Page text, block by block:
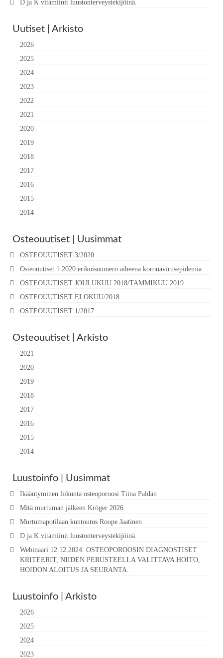
D ja K vitamiinit luustonterveystekijöinä.
Uutiset | Arkisto
2026
2025
2024
2023
2022
2021
2020
2019
2018
2017
2016
2015
2014
Osteouutiset | Uusimmat
OSTEOUUTISET 3/2020
Osteouutiset 1.2020 erikoisnumero aiheena koronavirusepidemia
OSTEOUUTISET JOULUKUU 2018/TAMMIKUU 2019
OSTEOUUTISET ELOKUU/2018
OSTEOUUTISET 1/2017
Osteouutiset | Arkisto
2021
2020
2019
2018
2017
2016
2015
2014
Luustoinfo | Uusimmat
Ikääntyminen liikunta osteoporoosi Tiina Paldan
Mitä murtuman jälkeen Kröger 2026
Murtumapotilaan kuntoutus Roope Jaatinen
D ja K vitamiinit luustonterveystekijöinä.
Webinaari 12.12.2024: OSTEOPOROOSIN DIAGNOSTISET
KRITEERIT, NIIDEN PERUSTEELLA VALITTAVA HOITO,
HOIDON ALOITUS JA SEURANTA.
Luustoinfo | Arkisto
2026
2025
2024
2023